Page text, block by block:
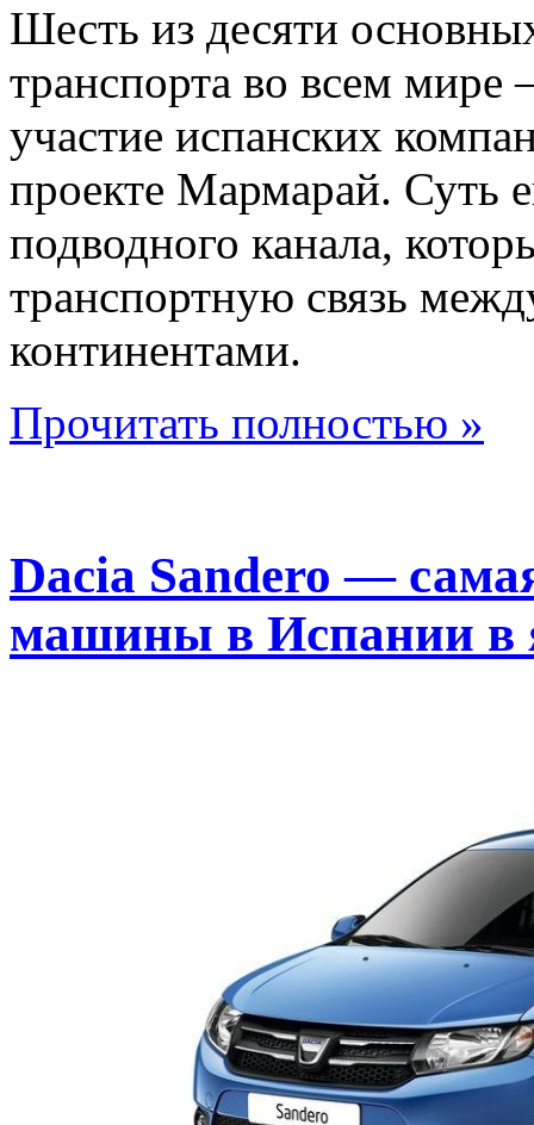
Шесть из десяти
транспорта во всем мире
участие испанских
проекте Мармарай. Суть
подводного канала,
транспортную связь
континентами.
Прочитать полностью »
Dacia Sandero —
машины в Испании в